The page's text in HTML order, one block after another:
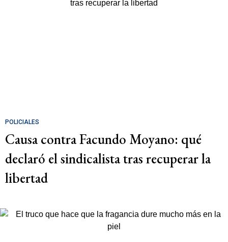
POLICIALES
Causa contra Facundo Moyano: qué
declaró el sindicalista tras recuperar la
libertad